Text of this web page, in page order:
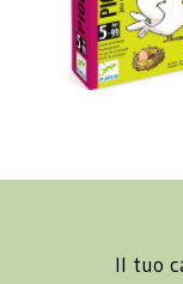
Il tuo